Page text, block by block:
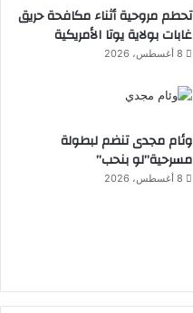
تحطم مروحية أثناء مكافحة حريق
غابات بولاية يوتا الأمريكية
8 أغسطس، 2026
وئام مجدى تنضم لبطولة
مسرحية”لو بنحب”
8 أغسطس، 2026